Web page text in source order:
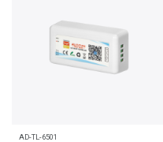
AD-TL-6501